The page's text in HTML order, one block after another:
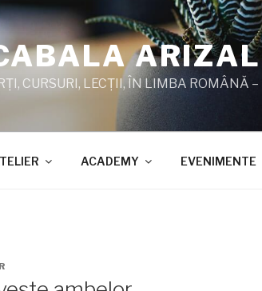
ARIZAL
CURSURI, LECŢII, ÎN LIMBA ROMÂNĂ –
ACADEMY EVENIMENTE